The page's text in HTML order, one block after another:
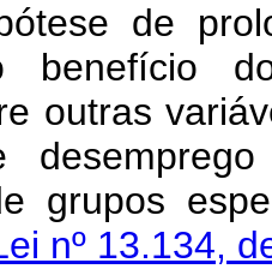
de
benefício
outras
de grupos
nº 13.134,